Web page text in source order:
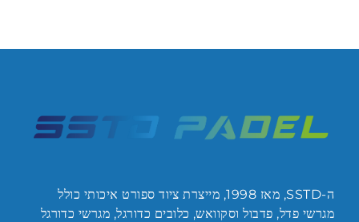
ה-SSTD, מאז 1998, מייצרת ציוד ספורט איכותי כולל
מגרשי פדל, פדבול וסקוואש, כלובים כדורגל, מגרשי כדורגל